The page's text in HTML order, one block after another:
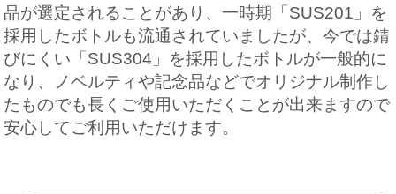
品が選定されることがあり、一時期「SUS201」を
採用したボトルも流通されていましたが、今では錆
びにくい「SUS304」を採用したボトルが一般的に
なり、ノベルティや記念品などでオリジナル制作し
たものでも長くご使用いただくことが出来ますので
安心してご利用いただけます。